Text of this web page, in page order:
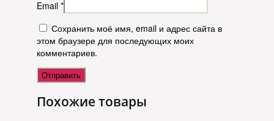
Email *
Сохранить моё имя, email и адрес сайта в
этом браузере для последующих моих
комментариев.
Похожие товары